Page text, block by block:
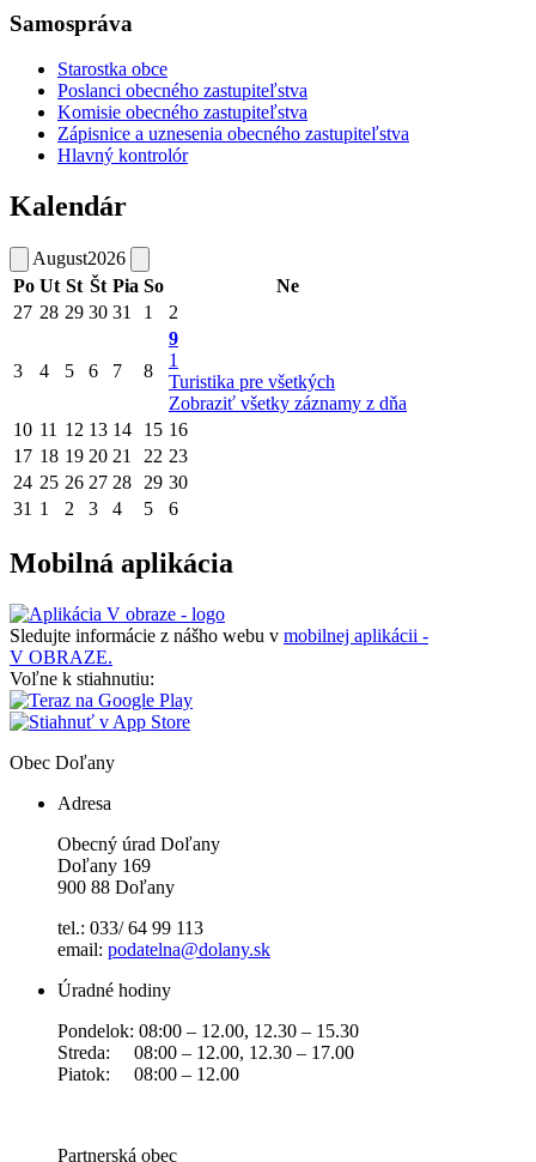
Samospráva
Starostka obce
Poslanci obecného zastupiteľstva
Komisie obecného zastupiteľstva
Zápisnice a uznesenia obecného zastupiteľstva
Hlavný kontrolór
Kalendár
August2026
Po Ut St Št Pia So
Ne
27 28 29 30 31 1 2
3 4 5 6 7 8
9
1
Turistika pre všetkých
Zobraziť všetky záznamy z dňa
10 11 12 13 14 15 16
17 18 19 20 21 22 23
24 25 26 27 28 29 30
31 1 2 3 4 5 6
Mobilná aplikácia
Sledujte informácie z nášho webu v mobilnej aplikácii -
V OBRAZE.
Voľne k stiahnutiu:
Obec Doľany
Adresa
Obecný úrad Doľany
Doľany 169
900 88 Doľany
tel.: 033/ 64 99 113
email: podatelna@dolany.sk
Úradné hodiny
Pondelok: 08:00 – 12.00, 12.30 – 15.30
Streda: 08:00 – 12.00, 12.30 – 17.00
Piatok: 08:00 – 12.00
Partnerská obec